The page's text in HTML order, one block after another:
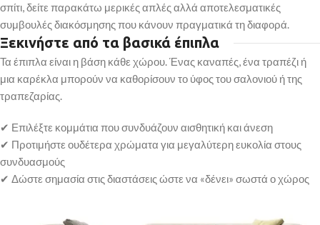
σπίτι, δείτε παρακάτω μερικές απλές αλλά αποτελεσματικές
συμβουλές διακόσμησης που κάνουν πραγματικά τη διαφορά.
Ξεκινήστε από τα βασικά έπιπλα
Τα έπιπλα είναι η βάση κάθε χώρου. Ένας καναπές, ένα τραπέζι ή
μια καρέκλα μπορούν να καθορίσουν το ύφος του σαλονιού ή της
τραπεζαρίας.
✔ Επιλέξτε κομμάτια που συνδυάζουν αισθητική και άνεση
✔ Προτιμήστε ουδέτερα χρώματα για μεγαλύτερη ευκολία στους
συνδυασμούς
✔ Δώστε σημασία στις διαστάσεις ώστε να «δένει» σωστά ο χώρος